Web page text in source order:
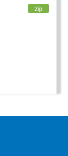
zip